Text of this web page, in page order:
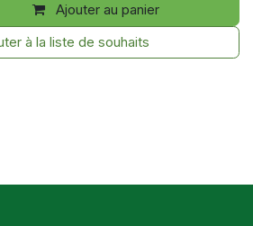
Ajouter au panier
à la liste de souhaits